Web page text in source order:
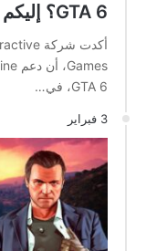
GTA 6؟ إليكم الإجابة
GTA 6، في…
3 فبراير